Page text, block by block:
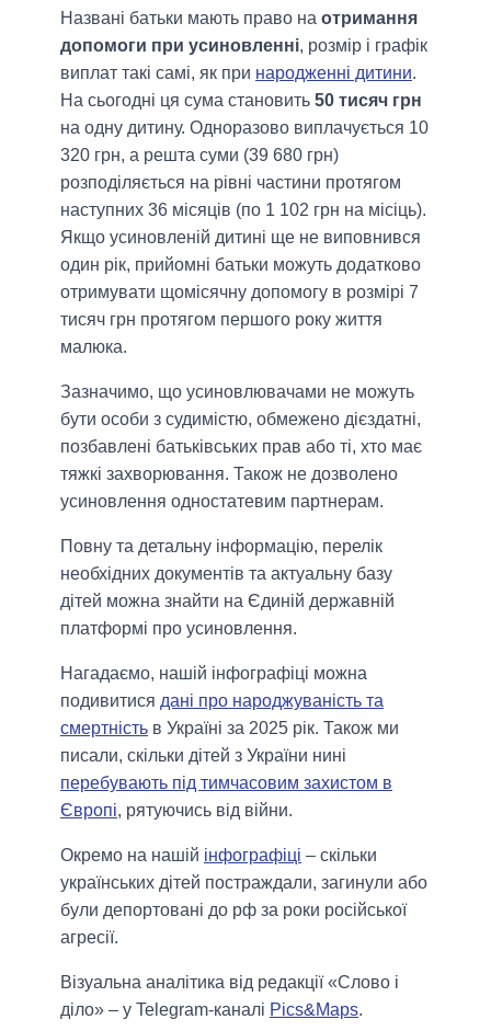
Названі батьки мають право на отримання
допомоги при усиновленні, розмір і графік
виплат такі самі, як при народженні дитини.
На сьогодні ця сума становить 50 тисяч грн
на одну дитину. Одноразово виплачується 10
320 грн, а решта суми (39 680 грн)
розподіляється на рівні частини протягом
наступних 36 місяців (по 1 102 грн на місіць).
Якщо усиновленій дитині ще не виповнився
один рік, прийомні батьки можуть додатково
отримувати щомісячну допомогу в розмірі 7
тисяч грн протягом першого року життя
малюка.
Зазначимо, що усиновлювачами не можуть
бути особи з судимістю, обмежено дієздатні,
позбавлені батьківських прав або ті, хто має
тяжкі захворювання. Також не дозволено
усиновлення одностатевим партнерам.
Повну та детальну інформацію, перелік
необхідних документів та актуальну базу
дітей можна знайти на Єдиній державній
платформі про усиновлення.
Нагадаємо, нашій інфографіці можна
подивитися дані про народжуваність та
смертність в Україні за 2025 рік. Також ми
писали, скільки дітей з України нині
перебувають під тимчасовим захистом в
Європі, рятуючись від війни.
Окремо на нашій інфографіці – скільки
українських дітей постраждали, загинули або
були депортовані до рф за роки російської
агресії.
Візуальна аналітика від редакції «Слово і
діло» – у Telegram-каналі Pics&Maps.